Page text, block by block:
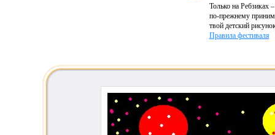
Только на Ребзиках
по-прежнему
твой детский
Правила фестиваля